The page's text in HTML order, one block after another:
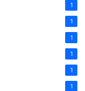
1
1
1
1
1
1